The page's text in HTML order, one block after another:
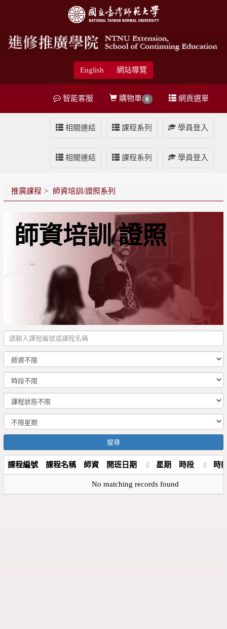
English 網站導覽
網頁選單
購物車 0
智能客服
學員登入
課程系列
相關連結
學員登入
課程系列
相關連結
推廣課程 師資培訓/證照系列
師資培訓/證照
搜尋
課程編號 課程名稱 師資 開班日期 星期 時段 時
No matching records found